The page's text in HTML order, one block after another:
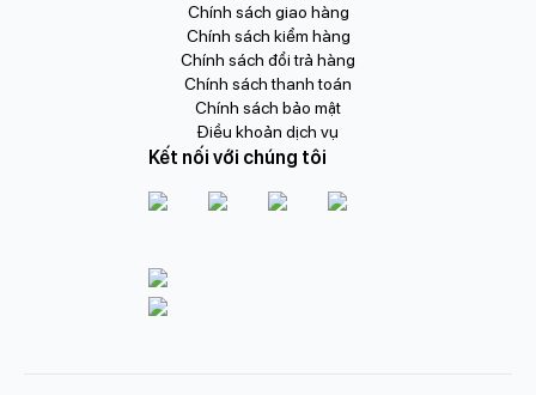
Chính sách giao hàng
Chính sách kiểm hàng
Chính sách đổi trả hàng
Chính sách thanh toán
Chính sách bảo mật
Điều khoản dịch vụ
Kết nối với chúng tôi